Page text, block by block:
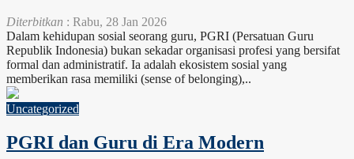
Diterbitkan : Rabu, 28 Jan 2026
Dalam kehidupan sosial seorang guru, PGRI (Persatuan Guru
Republik Indonesia) bukan sekadar organisasi profesi yang bersifat
formal dan administratif. Ia adalah ekosistem sosial yang
memberikan rasa memiliki (sense of belonging),..
Uncategorized
PGRI dan Guru di Era Modern